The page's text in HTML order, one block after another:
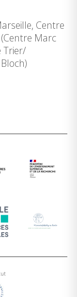
Centre
Marc
Trier/